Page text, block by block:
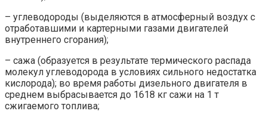
– углеводороды (выделяются в атмосферный воздух с
отработавшими и картерными газами двигателей
внутреннего сгорания);
– сажа (образуется в результате термического распада
молекул углеводорода в условиях сильного недостатка
кислорода); во время работы дизельного двигателя в
среднем выбрасывается до 1618 кг сажи на 1 т
сжигаемого топлива;